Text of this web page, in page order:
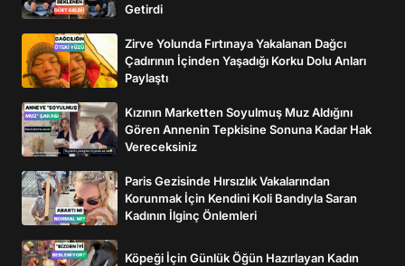
Getirdi
Zirve Yolunda Fırtınaya Yakalanan Dağcı
Çadırının İçinden Yaşadığı Korku Dolu Anları
Paylaştı
Kızının Marketten Soyulmuş Muz Aldığını
Gören Annenin Tepkisine Sonuna Kadar Hak
Vereceksiniz
Paris Gezisinde Hırsızlık Vakalarından
Korunmak İçin Kendini Koli Bandıyla Saran
Kadının İlginç Önlemleri
Köpeği İçin Günlük Öğün Hazırlayan Kadın